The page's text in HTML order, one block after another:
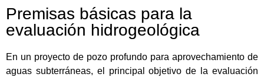
Premisas básicas para la
evaluación hidrogeológica
En un proyecto de pozo profundo para aprovechamiento de
aguas subterráneas, el principal objetivo de la evaluación